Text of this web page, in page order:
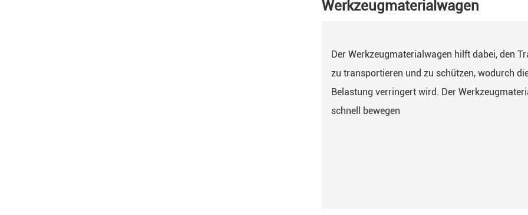
Werkzeugmaterialwagen
Der Werkzeugmaterialwagen hilft dabei, den
zu transportieren und zu schützen, wodurch
Belastung verringert wird. Der
schnell bewegen